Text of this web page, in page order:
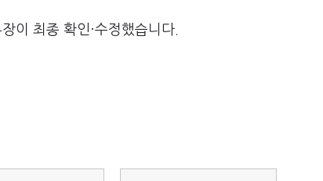
이 최종 확인·수정했습니다.